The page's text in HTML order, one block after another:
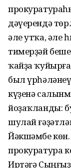
дәүерендә
әле утҡа, әле
тимерҙәй
ҡайҙа
был
күҙенә
йоҙаҡланды:
шулай
Йәкшәмбе
прокуратура
Иртәгә